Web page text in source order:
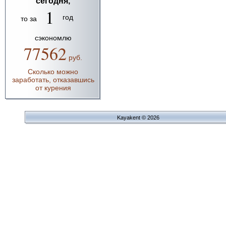
то за 1 год
сэкономлю
77562 руб.
Сколько можно
заработать, отказавшись
от курения
Kayakent © 2026